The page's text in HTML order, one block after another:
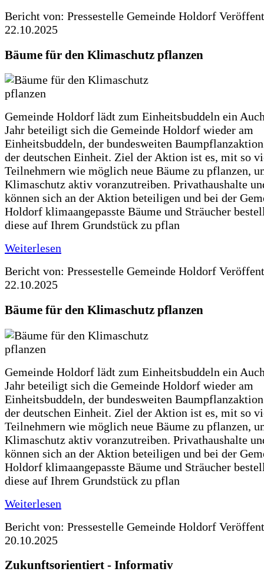
Bericht von: Pressestelle Gemeinde Holdorf
22.10.2025
Bäume für den Klimaschutz pflanzen
Gemeinde Holdorf lädt zum Einheitsbuddeln ein
Jahr beteiligt sich die Gemeinde Holdorf wieder am
Einheitsbuddeln, der bundesweiten
der deutschen Einheit. Ziel der Aktion ist es, mit so
Teilnehmern wie möglich neue Bäume zu pflanzen,
Klimaschutz aktiv voranzutreiben. Privathaushalte
können sich an der Aktion beteiligen und bei der
Holdorf klimaangepasste Bäume und Sträucher
diese auf Ihrem Grundstück zu pflan
Weiterlesen
Bericht von: Pressestelle Gemeinde Holdorf
22.10.2025
Bäume für den Klimaschutz pflanzen
Gemeinde Holdorf lädt zum Einheitsbuddeln ein
Jahr beteiligt sich die Gemeinde Holdorf wieder am
Einheitsbuddeln, der bundesweiten
der deutschen Einheit. Ziel der Aktion ist es, mit so
Teilnehmern wie möglich neue Bäume zu pflanzen,
Klimaschutz aktiv voranzutreiben. Privathaushalte
können sich an der Aktion beteiligen und bei der
Holdorf klimaangepasste Bäume und Sträucher
diese auf Ihrem Grundstück zu pflan
Weiterlesen
Bericht von: Pressestelle Gemeinde Holdorf
20.10.2025
Zukunftsorientiert - Informativ